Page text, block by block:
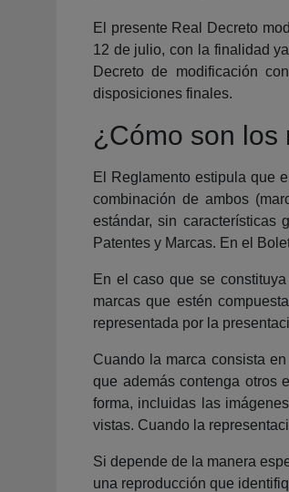
El presente Real Decreto
12 de julio, con la finalidad
Decreto de modificación
disposiciones finales.
¿Cómo son los
El Reglamento estipula que
combinación de ambos
estándar, sin características
Patentes y Marcas. En el
En el caso que se
marcas que estén
representada por la
Cuando la marca consista
que además contenga otros
forma, incluidas las
vistas. Cuando la
Si depende de la manera
una reproducción que